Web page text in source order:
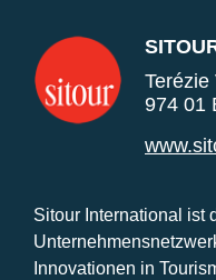
Terézie
974 01
Sitour International ist
Innovationen in